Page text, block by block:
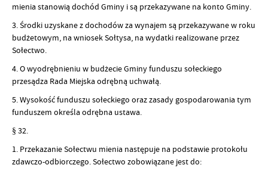
mienia stanowią dochód Gminy i są przekazywane na konto Gminy.
3. Środki uzyskane z dochodów za wynajem są przekazywane w roku
budżetowym, na wniosek Sołtysa, na wydatki realizowane przez
Sołectwo.
4. O wyodrębnieniu w budżecie Gminy funduszu sołeckiego
przesądza Rada Miejska odrębną uchwałą.
5. Wysokość funduszu sołeckiego oraz zasady gospodarowania tym
funduszem określa odrębna ustawa.
§ 32.
1. Przekazanie Sołectwu mienia następuje na podstawie protokołu
zdawczo-odbiorczego. Sołectwo zobowiązane jest do: